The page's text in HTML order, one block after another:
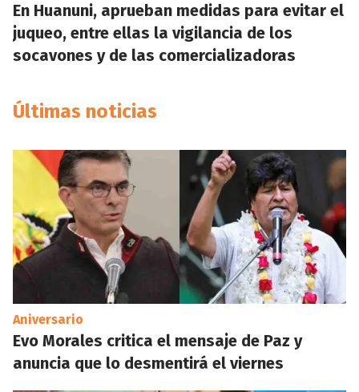
En Huanuni, aprueban medidas para evitar el
juqueo, entre ellas la vigilancia de los
socavones y de las comercializadoras
Últimas noticias
Aniversario
Evo Morales critica el mensaje de Paz y
anuncia que lo desmentirá el viernes